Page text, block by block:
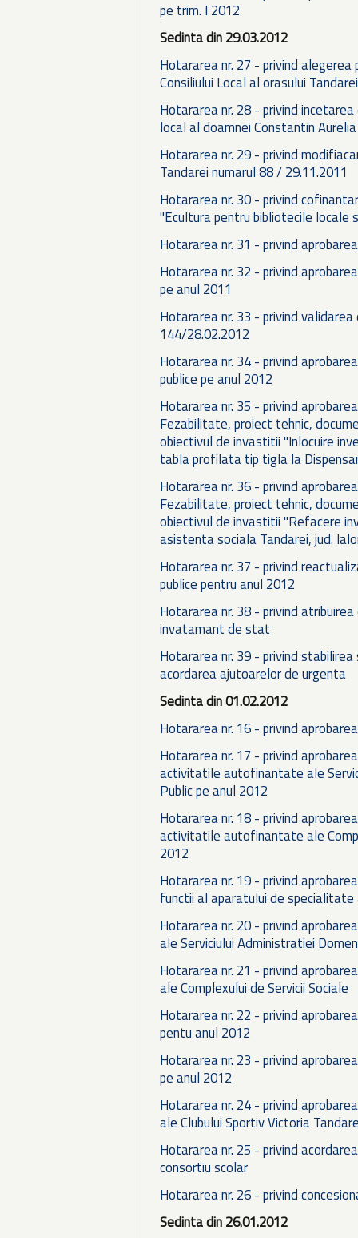
pe trim. I 2012
Sedinta din 29.03.2012
Hotararea nr. 27 - privind
Consiliului Local al orasului
Hotararea nr. 28 - privind
local al doamnei Constantin Aurelia
Hotararea nr. 29 - privind
Tandarei numarul 88 / 29.11.2011
Hotararea nr. 30 - privind
"Ecultura pentru bibliotecile locale
Hotararea nr. 31 - privind
Hotararea nr. 32 - privind
pe anul 2011
Hotararea nr. 33 - privind validarea
144/28.02.2012
Hotararea nr. 34 - privind
publice pe anul 2012
Hotararea nr. 35 - privind
Fezabilitate, proiect tehnic,
obiectivul de invastitii "Inlocuire
tabla profilata tip tigla la
Hotararea nr. 36 - privind
Fezabilitate, proiect tehnic,
obiectivul de invastitii "Refacere
asistenta sociala Tandarei, jud.
Hotararea nr. 37 - privind
publice pentru anul 2012
Hotararea nr. 38 - privind
invatamant de stat
Hotararea nr. 39 - privind
acordarea ajutoarelor de urgenta
Sedinta din 01.02.2012
Hotararea nr. 16 - privind
Hotararea nr. 17 - privind
activitatile autofinantate ale
Public pe anul 2012
Hotararea nr. 18 - privind
activitatile autofinantate ale
2012
Hotararea nr. 19 - privind
functii al aparatului de specialitate
Hotararea nr. 20 - privind
ale Serviciului Administratiei
Hotararea nr. 21 - privind
ale Complexului de Servicii Sociale
Hotararea nr. 22 - privind
pentu anul 2012
Hotararea nr. 23 - privind
pe anul 2012
Hotararea nr. 24 - privind
ale Clubului Sportiv Victoria
Hotararea nr. 25 - privind
consortiu scolar
Hotararea nr. 26 - privind
Sedinta din 26.01.2012